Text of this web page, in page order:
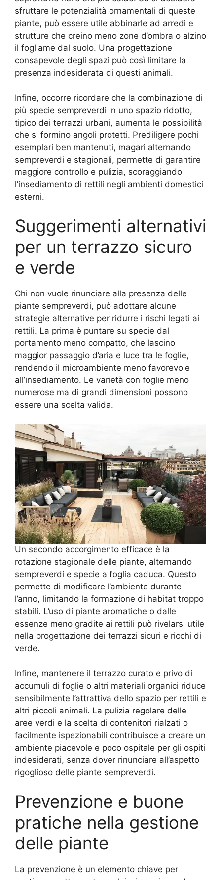
sfruttare le potenzialità ornamentali di queste
piante, può essere utile abbinarle ad arredi e
strutture che creino meno zone d’ombra o alzino
il fogliame dal suolo. Una progettazione
consapevole degli spazi può così limitare la
presenza indesiderata di questi animali.
Infine, occorre ricordare che la combinazione di
più specie sempreverdi in uno spazio ridotto,
tipico dei terrazzi urbani, aumenta le possibilità
che si formino angoli protetti. Prediligere pochi
esemplari ben mantenuti, magari alternando
sempreverdi e stagionali, permette di garantire
maggiore controllo e pulizia, scoraggiando
l’insediamento di rettili negli ambienti domestici
esterni.
Suggerimenti alternativi
per un terrazzo sicuro
e verde
Chi non vuole rinunciare alla presenza delle
piante sempreverdi, può adottare alcune
strategie alternative per ridurre i rischi legati ai
rettili. La prima è puntare su specie dal
portamento meno compatto, che lascino
maggior passaggio d’aria e luce tra le foglie,
rendendo il microambiente meno favorevole
all’insediamento. Le varietà con foglie meno
numerose ma di grandi dimensioni possono
essere una scelta valida.
Un secondo accorgimento efficace è la
rotazione stagionale delle piante, alternando
sempreverdi e specie a foglia caduca. Questo
permette di modificare l’ambiente durante
l’anno, limitando la formazione di habitat troppo
stabili. L’uso di piante aromatiche o dalle
essenze meno gradite ai rettili può rivelarsi utile
nella progettazione dei terrazzi sicuri e ricchi di
verde.
Infine, mantenere il terrazzo curato e privo di
accumuli di foglie o altri materiali organici riduce
sensibilmente l’attrattiva dello spazio per rettili e
altri piccoli animali. La pulizia regolare delle
aree verdi e la scelta di contenitori rialzati o
facilmente ispezionabili contribuisce a creare un
ambiente piacevole e poco ospitale per gli ospiti
indesiderati, senza dover rinunciare all’aspetto
rigoglioso delle piante sempreverdi.
Prevenzione e buone
pratiche nella gestione
delle piante
La prevenzione è un elemento chiave per